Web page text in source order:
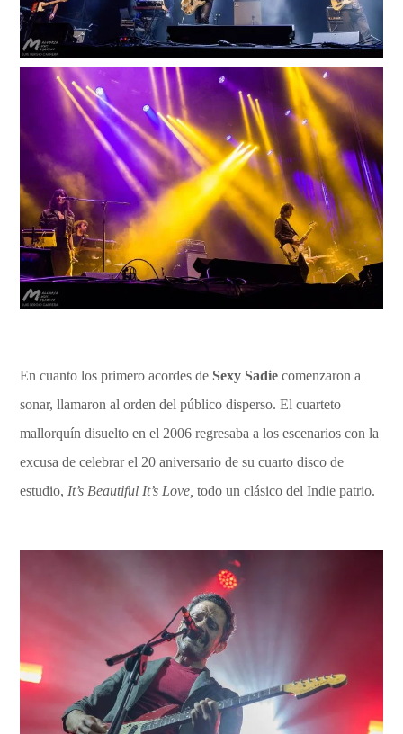
En cuanto los primero acordes de Sexy Sadie comenzaron a
sonar, llamaron al orden del público disperso. El cuarteto
mallorquín disuelto en el 2006 regresaba a los escenarios con la
excusa de celebrar el 20 aniversario de su cuarto disco de
estudio, It’s Beautiful It’s Love, todo un clásico del Indie patrio.